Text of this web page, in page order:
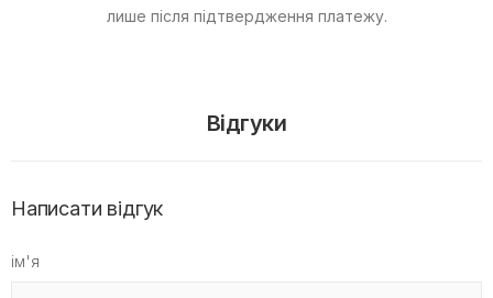
лише після підтвердження платежу.
Відгуки
Написати відгук
ім'я